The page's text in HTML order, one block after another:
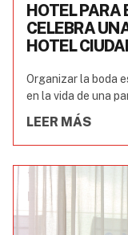
HOTEL PARA
CELEBRA
HOTEL
Organizar la boda
en la vida de una
LEER MÁS